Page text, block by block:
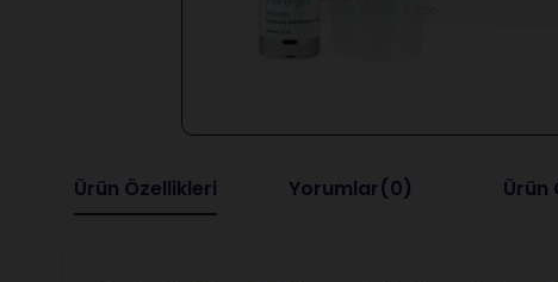
Ürün Özellikleri Yorumlar(0) Ürün